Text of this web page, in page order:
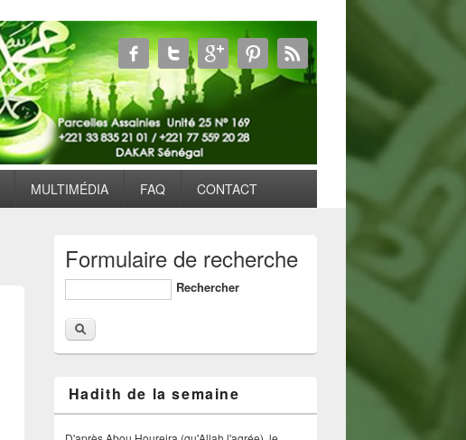
MULTIMÉDIA FAQ CONTACT
Formulaire de recherche
Rechercher
Hadith de la semaine